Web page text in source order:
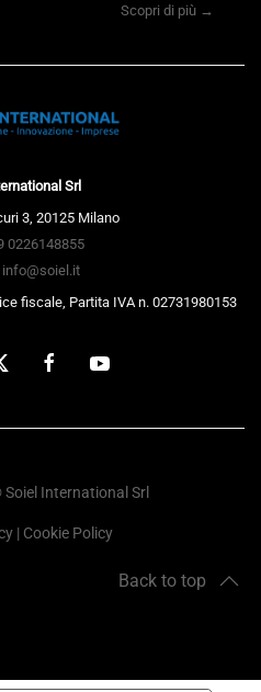
Scopri di più →
Srl
3, 20125 Milano
0226148855
info@soiel.it
fiscale, Partita IVA n. 02731980153
International Srl
| Cookie Policy
Back to top